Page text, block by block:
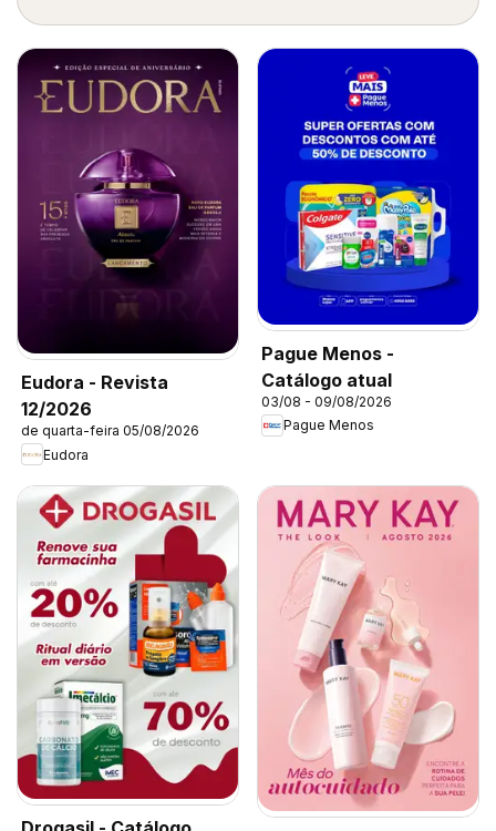
Eudora - Revista
12/2026
de quarta-feira 05/08/2026
Eudora
Pague Menos -
Catálogo atual
03/08 - 09/08/2026
Pague Menos